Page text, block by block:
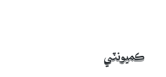
ڪميونٽي